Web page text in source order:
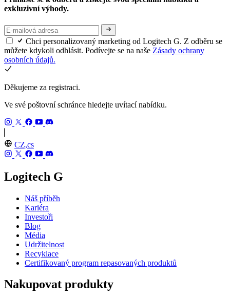
exkluzivní výhody.
Chci personalizovaný marketing od Logitech G. Z odběru se
můžete kdykoli odhlásit. Podívejte se na naše Zásady ochrany
osobních údajů.
Děkujeme za registraci.
Ve své poštovní schránce hledejte uvítací nabídku.
CZ,cs
Logitech G
Náš příběh
Kariéra
Investoři
Blog
Média
Udržitelnost
Recyklace
Certifikovaný program repasovaných produktů
Nakupovat produkty